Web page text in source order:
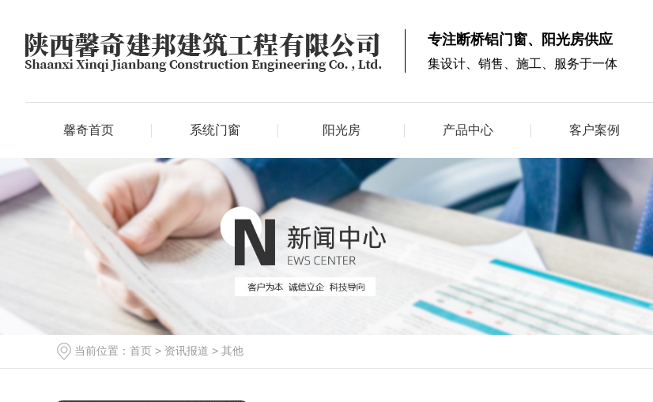
专注断桥铝门窗、阳光房供应
集设计、销售、施工、服务于一体
馨奇首页 系统门窗 阳光房 产品中心 客户案例
当前位置： 首页 > 资讯报道 > 其他